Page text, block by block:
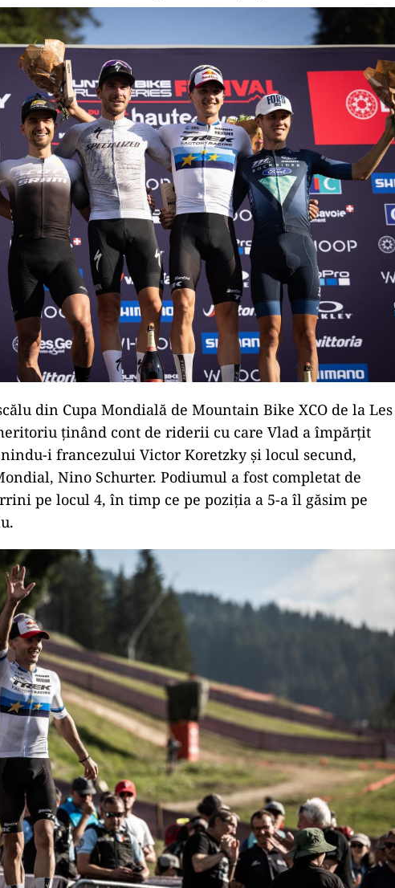
din Cupa Mondială de Mountain Bike XCO de la Les
ținând cont de riderii cu care Vlad a împărțit
i francezului Victor Koretzky și locul secund,
Nino Schurter. Podiumul a fost completat de
pe locul 4, în timp ce pe poziția a 5-a îl găsim pe